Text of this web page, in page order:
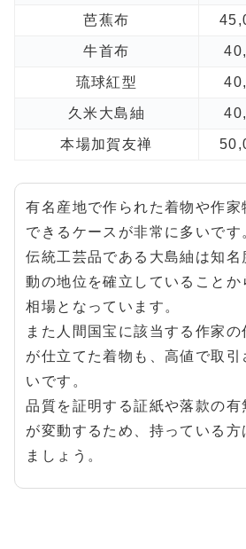
芭蕉布
牛首布
琉球紅型
久米大島紬
本場加賀友禅
有名産地で作られた着物や作家
できるケースが非常に多いです
伝統工芸品である大島紬は知名
動の地位を確立していることか
相場となっています。
また人間国宝に該当する作家
が仕立てた着物も、高値で取引
いです。
品質を証明する証紙や落款の有
が変動するため、持っている方
ましょう。